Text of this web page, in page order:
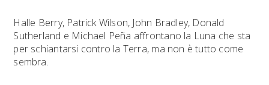
Halle Berry, Patrick Wilson, John Bradley, Donald
Sutherland e Michael Peña affrontano la Luna che sta
per schiantarsi contro la Terra, ma non è tutto come
sembra.